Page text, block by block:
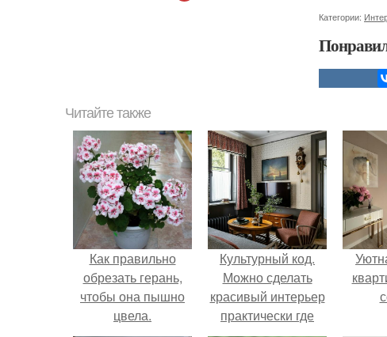
Категории:
Читайте также
Как правильно
обрезать герань,
чтобы она пышно
цвела.
Культурный код.
Можно сделать
красивый интерьер
практически где